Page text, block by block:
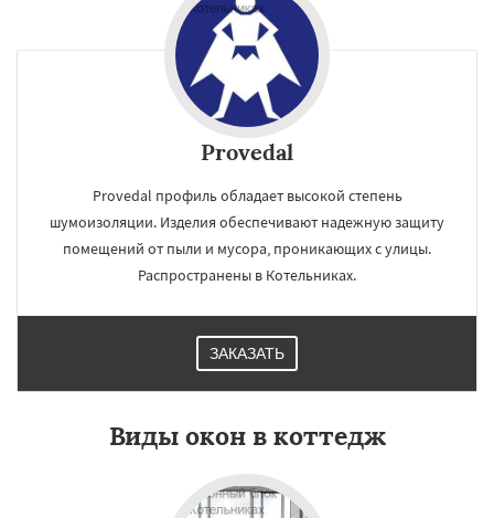
Provedal
Provedal профиль обладает высокой степень
шумоизоляции. Изделия обеспечивают надежную защиту
помещений от пыли и мусора, проникающих с улицы.
Распространены в Котельниках.
ЗАКАЗАТЬ
Виды окон в коттедж